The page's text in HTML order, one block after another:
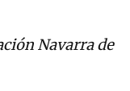
Navarra de